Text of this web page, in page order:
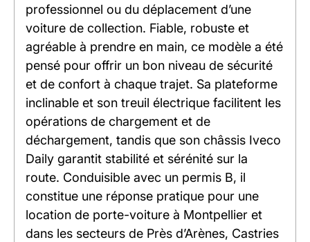
professionnel ou du déplacement d’une
voiture de collection. Fiable, robuste et
agréable à prendre en main, ce modèle a été
pensé pour offrir un bon niveau de sécurité
et de confort à chaque trajet. Sa plateforme
inclinable et son treuil électrique facilitent les
opérations de chargement et de
déchargement, tandis que son châssis Iveco
Daily garantit stabilité et sérénité sur la
route. Conduisible avec un permis B, il
constitue une réponse pratique pour une
location de porte-voiture à Montpellier et
dans les secteurs de Près d’Arènes, Castries